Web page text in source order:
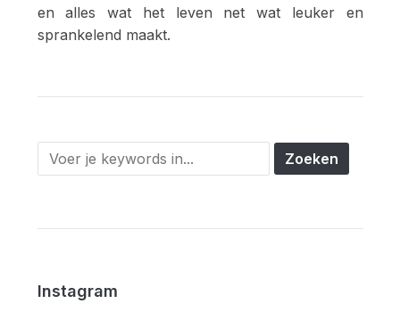
en alles wat het leven net wat leuker en
sprankelend maakt.
Instagram